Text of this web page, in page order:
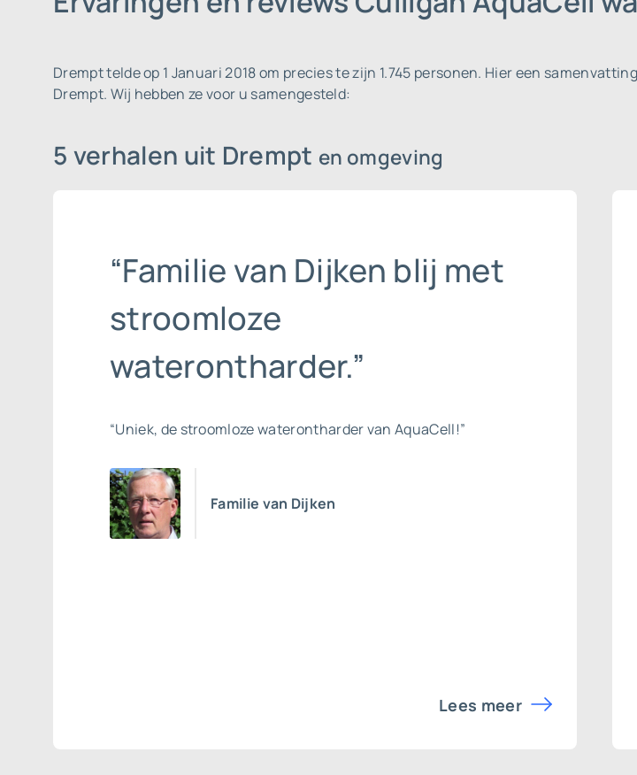
Drempt telde op 1 Januari 2018 om precies te zijn 1.745 personen. Hier een
Drempt. Wij hebben ze voor u samengesteld:
5 verhalen uit Drempt en omgeving
“Familie van Dijken blij met
stroomloze
waterontharder.”
“Uniek, de stroomloze waterontharder van AquaCell!”
Familie van Dijken
Lees meer